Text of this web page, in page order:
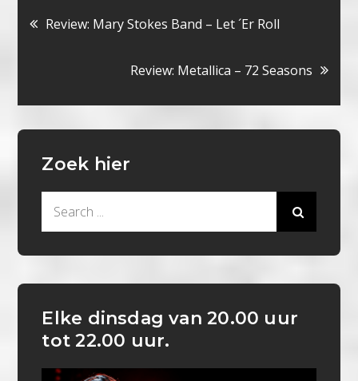
Bericht
navigatie
Review: Mary Stokes Band – Let ´Er Roll
Review: Metallica – 72 Seasons
Zoek hier
Elke dinsdag van 20.00 uur
tot 22.00 uur.